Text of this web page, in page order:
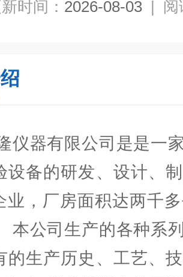
时间： 2026-08-03 | 阅
仪器有限公司是是一
设备的研发、设计、
业，厂房面积达两千
本公司生产的各种系
的生产历史、工艺、